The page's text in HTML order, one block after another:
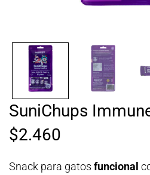
SuniChups
$2.460
Snack para gatos funcional